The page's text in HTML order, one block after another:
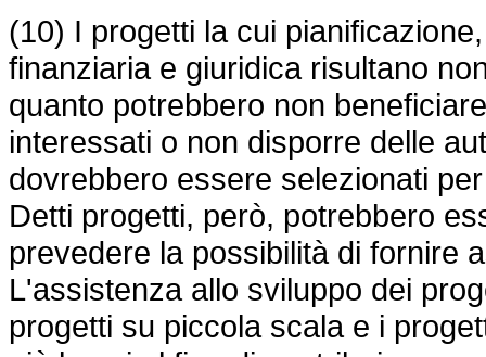
(10) I progetti la cui
finanziaria e giuridica risultano
quanto potrebbero non
interessati o non disporre delle
dovrebbero essere selezionati
Detti progetti, però, potrebbero
prevedere la possibilità di fornire
L'assistenza allo sviluppo dei
progetti su piccola scala e i